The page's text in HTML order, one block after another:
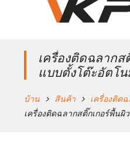
อเรสต์
เครื่องติดฉลากส
แบบตั้งโต๊ะอัตโ
บ้าน สินค้า
เครื่องติด
เครื่องติดฉลากสติ๊กเกอร์พื้น